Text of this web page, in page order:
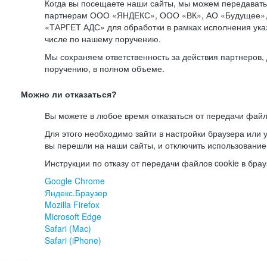
Когда вы посещаете наши сайты, мы можем
партнерам ООО «ЯНДЕКС», ООО «ВК», АО
«ТАРГЕТ АДС» для обработки в рамках исполнения
числе по нашему поручению.
Мы сохраняем ответственность за действия
поручению, в полном объеме.
Можно ли отказаться?
Вы можете в любое время отказаться от передачи
Для этого необходимо зайти в настройки браузера или
вы перешли на наши сайты, и отключить
Инструкции по отказу от передачи файлов cookie в
Google Chrome
Яндекс.Браузер
Mozilla Firefox
Microsoft Edge
Safari (Mac)
Safari (iPhone)